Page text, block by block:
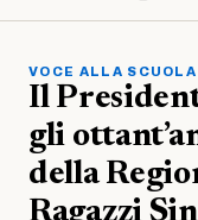
VOCE ALLA SCUOLA
Il
gli
della
Ragazzi